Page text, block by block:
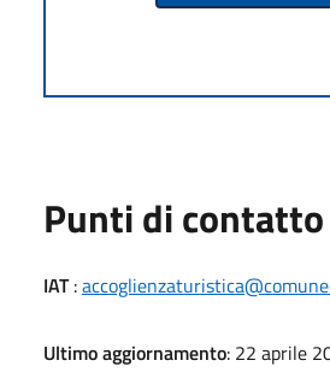
Punti di contatto
IAT:
Ultimo aggiornamento: 22 aprile